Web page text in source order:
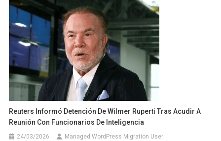
Reuters Informó Detención De Wilmer Ruperti Tras Acudir A
Reunión Con Funcionarios De Inteligencia
24/03/2026 Managed WordPress Migration User